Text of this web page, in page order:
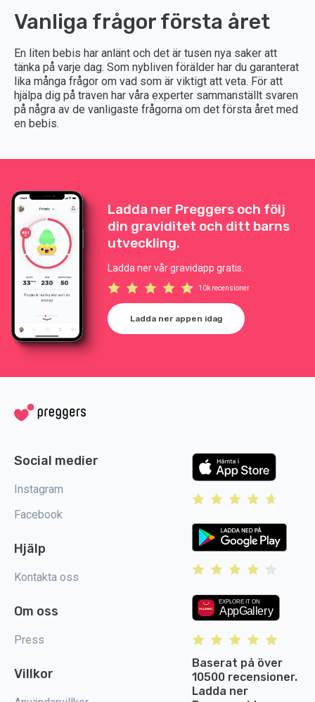
Vanliga frågor första året
En liten bebis har anlänt och det är tusen nya saker att
tänka på varje dag. Som nybliven förälder har du garanterat
lika många frågor om vad som är viktigt att veta. För att
hjälpa dig på traven har våra experter sammanställt svaren
på några av de vanligaste frågorna om det första året med
en bebis.
Ladda ner Preggers och följ
din graviditet och ditt barns
utveckling.
Ladda ner vår gravidapp gratis.
10k recensioner
Ladda ner appen idag
Social medier
Instagram
Facebook
Hjälp
Kontakta oss
Om oss
Press
Villkor
Baserat på över
10500 recensioner.
Ladda ner